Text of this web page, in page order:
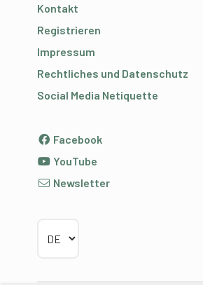
Kontakt
Registrieren
Impressum
Rechtliches und Datenschutz
Social Media Netiquette
Facebook
YouTube
Newsletter